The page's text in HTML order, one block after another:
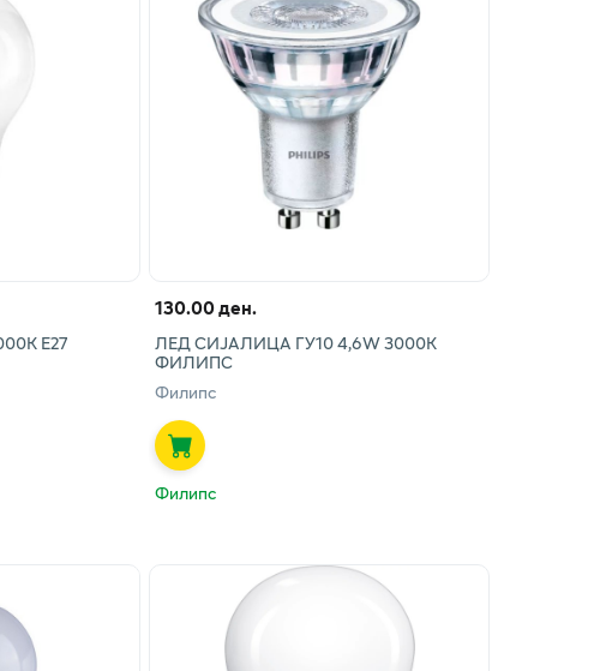
Е27
130.00 ден.
ЛЕД СИЈАЛИЦА ГУ10 4,6W 3000К
ФИЛИПС
Филипс
Филипс